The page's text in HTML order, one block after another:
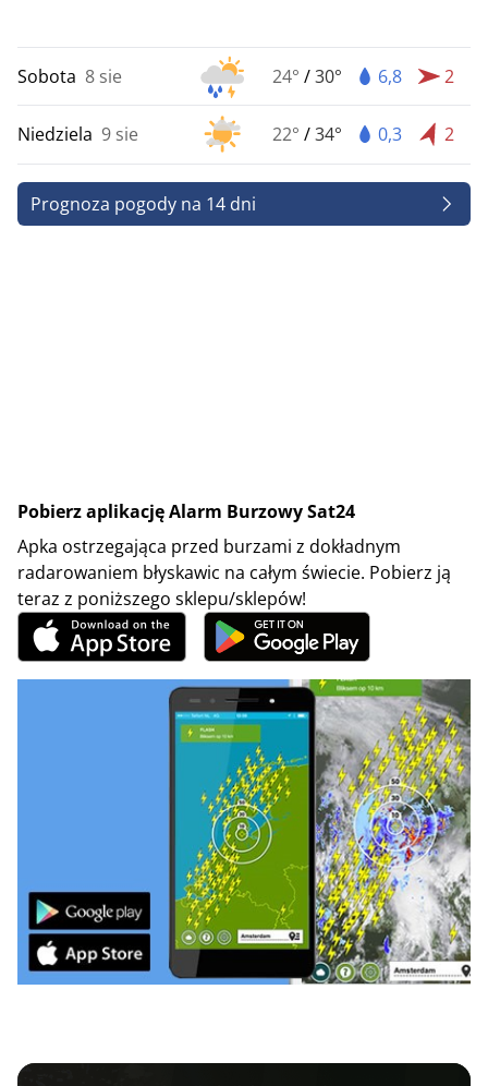
Sobota 8 sie 24° /30° 6,8 2
Niedziela 9 sie 22° /34° 0,3 2
Prognoza pogody na 14 dni
Pobierz aplikację Alarm Burzowy Sat24
Apka ostrzegająca przed burzami z dokładnym
radarowaniem błyskawic na całym świecie. Pobierz ją
teraz z poniższego sklepu/sklepów!